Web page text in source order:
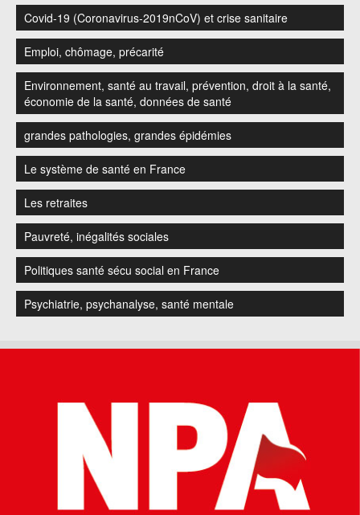
Covid-19 (Coronavirus-2019nCoV) et crise sanitaire
Emploi, chômage, précarité
Environnement, santé au travail, prévention, droit à la santé,
économie de la santé, données de santé
grandes pathologies, grandes épidémies
Le système de santé en France
Les retraites
Pauvreté, inégalités sociales
Politiques santé sécu social en France
Psychiatrie, psychanalyse, santé mentale